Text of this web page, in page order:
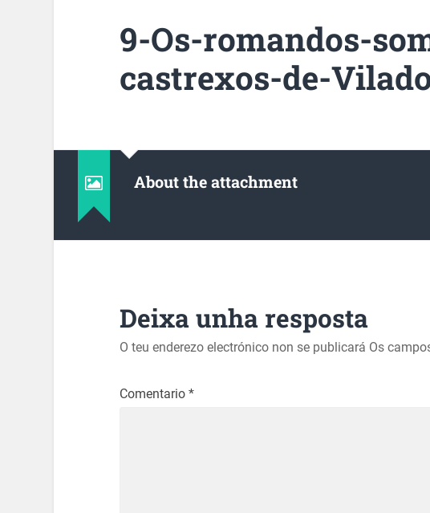
9-Os-romandos-
castrexos-de-
About the attachment
Deixa unha resposta
O teu enderezo electrónico non se publicará Os
Comentario *